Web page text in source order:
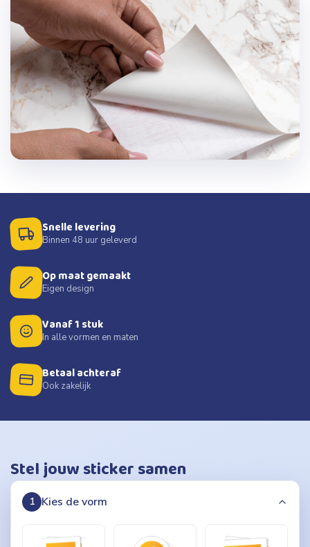
Snelle levering
Binnen 48 uur geleverd
Op maat gemaakt
Eigen design
Vanaf 1 stuk
In alle vormen en maten
Betaal achteraf
Ook zakelijk
Stel jouw sticker samen
1 Kies de vorm